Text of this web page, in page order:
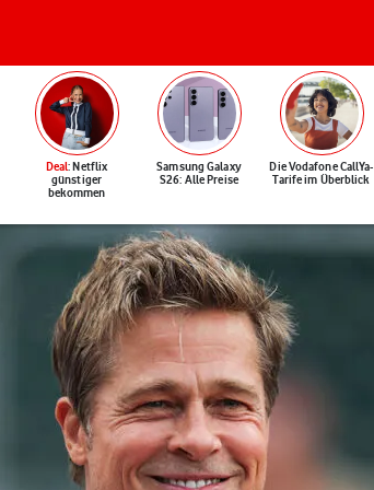
Deal: Netflix
günstiger
bekommen
Samsung Galaxy
S26: Alle Preise
Die Vodafone CallYa-
Tarife im Überblick